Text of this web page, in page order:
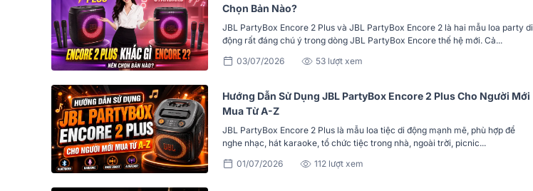
Chọn Bản Nào?
JBL PartyBox Encore 2 Plus và JBL PartyBox Encore 2 là hai mẫu loa party di
động rất đáng chú ý trong dòng JBL PartyBox Encore thế hệ mới. Cả...
03/07/2026
53 lượt xem
Hướng Dẫn Sử Dụng JBL PartyBox Encore 2 Plus Cho Người Mới
Mua Từ A-Z
JBL PartyBox Encore 2 Plus là mẫu loa tiệc di động mạnh mẽ, phù hợp để
nghe nhạc, hát karaoke, tổ chức tiệc trong nhà, ngoài trời, picnic...
01/07/2026
112 lượt xem